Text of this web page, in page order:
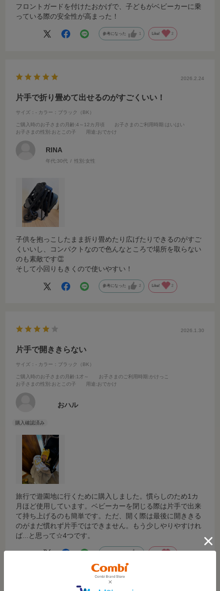
フロントガードを付けたおかげで、子どもがベビーカーに乗
っている際の安全性が高まった！
参考になった 1 Like! 2
2026.2.24
片手で折り畳めて出せるのがすごくいい！
サイズ：- カラー：ブラック（BK）
ご購入時のお子さまの月齢:4～12カ月頃 お子さまのご利用時期 :はいはい
お子さまの性別 :おとこの子 用途:おでかけ
RINA
年代:30代 性別:女性
子供を抱っこしたまま折り畳めたり広げたりできるのがすご
くいいし、コンパクトなので色んなところで場所を取らない
のも素敵です👏
そして小回りもきくので使いやすい！
参考になった 2 Like! 2
2026.1.30
片手で開ききらない
サイズ：- カラー：ブラック（BK）
ご購入時のお子さまの月齢:1才～ お子さまのご利用時期 :かけっこ
お子さまの性別 :おとこの子 用途:おでかけ
おハル
旅行で遊園地に行くために購入しました。慣らしのため1カ
月ほど使用しています。ベビーカーを閉じる際は片手で出来
て持ち上げるのも簡単です。ただ、開く際は最後に開ききる
のがまだ慣れず片手ではできません。もう少しやりやすけれ
ば...と思って☆4つです。